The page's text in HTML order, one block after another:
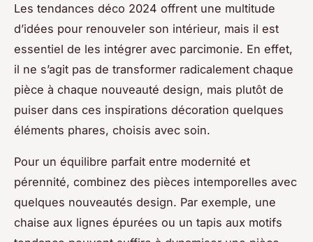
Les tendances déco 2024 offrent une multitude
d’idées pour renouveler son intérieur, mais il est
essentiel de les intégrer avec parcimonie. En effet,
il ne s’agit pas de transformer radicalement chaque
pièce à chaque nouveauté design, mais plutôt de
puiser dans ces inspirations décoration quelques
éléments phares, choisis avec soin.
Pour un équilibre parfait entre modernité et
pérennité, combinez des pièces intemporelles avec
quelques nouveautés design. Par exemple, une
chaise aux lignes épurées ou un tapis aux motifs